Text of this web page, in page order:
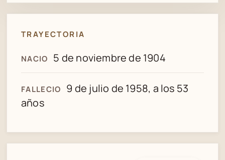
TRAYECTORIA
NACIO 5 de noviembre de 1904
FALLECIO
9 de julio de 1958, a los 53
años